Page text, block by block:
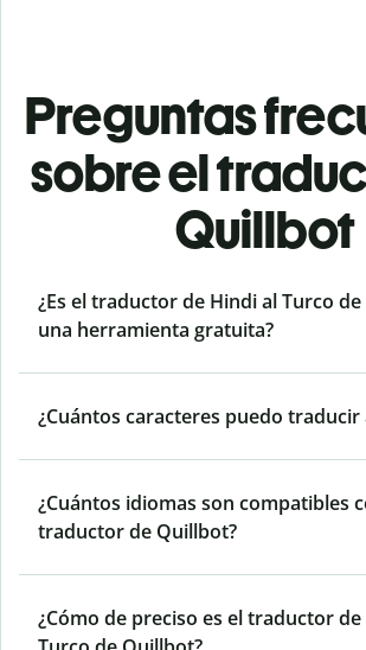
Preguntas
sobre el
Quillbot
¿Es el traductor de Hindi al Turco
una herramienta gratuita?
¿Cuántos caracteres puedo traducir
¿Cuántos idiomas son compatibles
traductor de Quillbot?
¿Cómo de preciso es el traductor